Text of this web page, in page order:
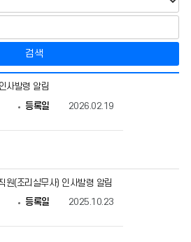
검색
사발령 알림
등록일 2026.02.19
(조리실무사) 인사발령 알림
등록일 2025.10.23